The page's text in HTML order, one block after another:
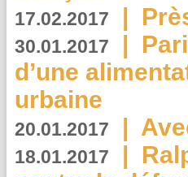
17.02.2017 |
30.01.2017 |
d’une
urbaine
20.01.2017 |
18.01.2017 |